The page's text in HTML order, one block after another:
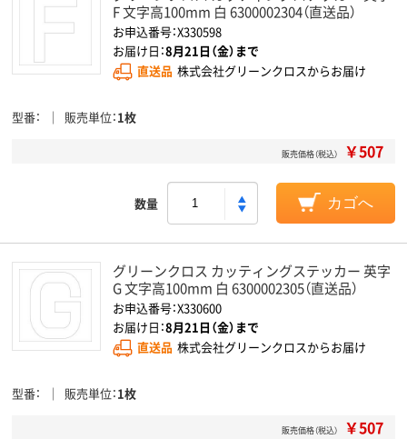
F 文字高100mm 白 6300002304（直送品）
お申込番号：X330598
お届け日：8月21日（金）まで
直送品 株式会社グリーンクロスからお届け
型番 販売単位 1枚
販売価格（税込） ￥507
数量 カゴへ
グリーンクロス カッティングステッカー 英字
G 文字高100mm 白 6300002305（直送品）
お申込番号：X330600
お届け日：8月21日（金）まで
直送品 株式会社グリーンクロスからお届け
型番 販売単位 1枚
販売価格（税込） ￥507